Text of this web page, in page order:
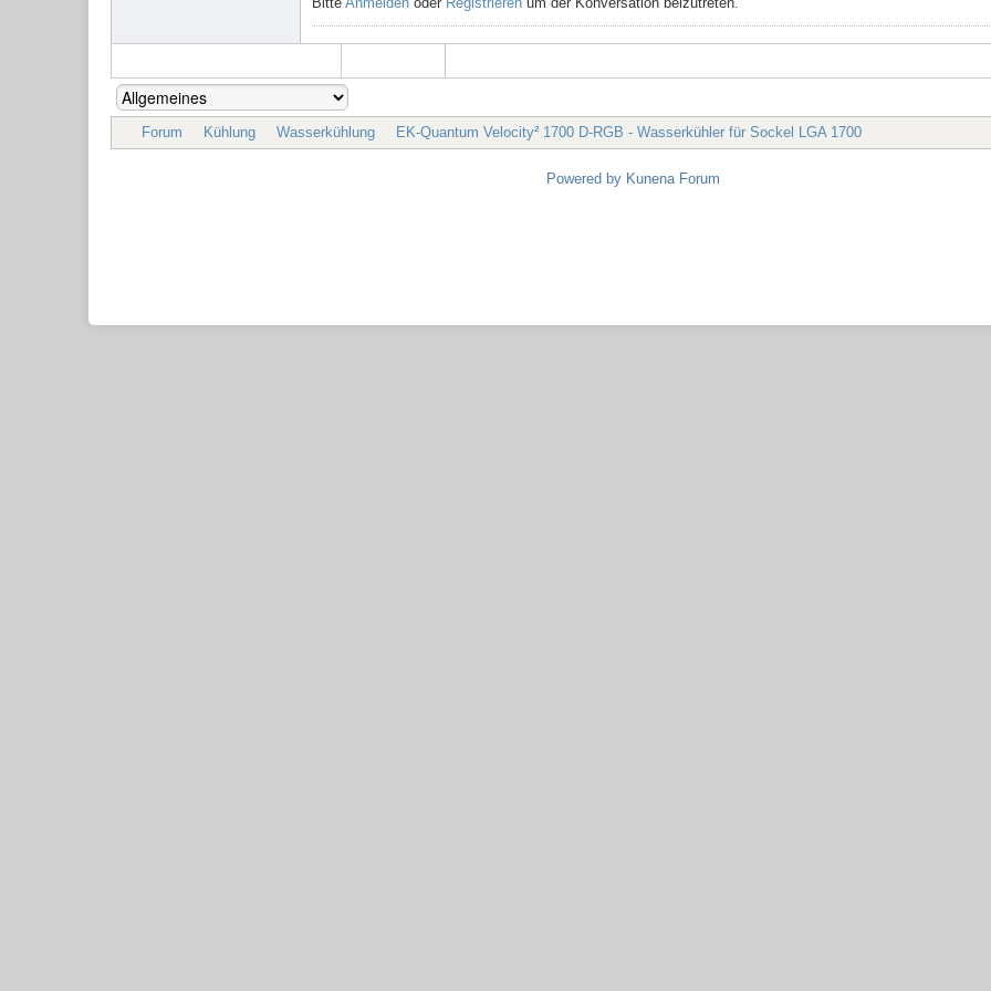
Forum Kühlung Wasserkühlung EK-Quantum Velocity² 1700 D-RGB - Wasserkühler für Sockel LGA 1700
Powered by Kunena Forum